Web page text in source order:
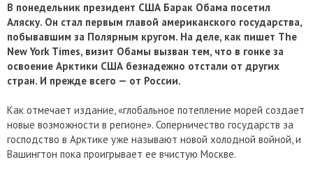
В понедельник президент США Барак Обама посетил
Аляску. Он стал первым главой американского государства,
побывавшим за Полярным кругом. На деле, как пишет The
New York Times, визит Обамы вызван тем, что в гонке за
освоение Арктики США безнадежно отстали от других
стран. И прежде всего — от России.
Как отмечает издание, «глобальное потепление морей создает
новые возможности в регионе». Соперничество государств за
господство в Арктике уже называют новой холодной войной, и
Вашингтон пока проигрывает ее вчистую Москве.